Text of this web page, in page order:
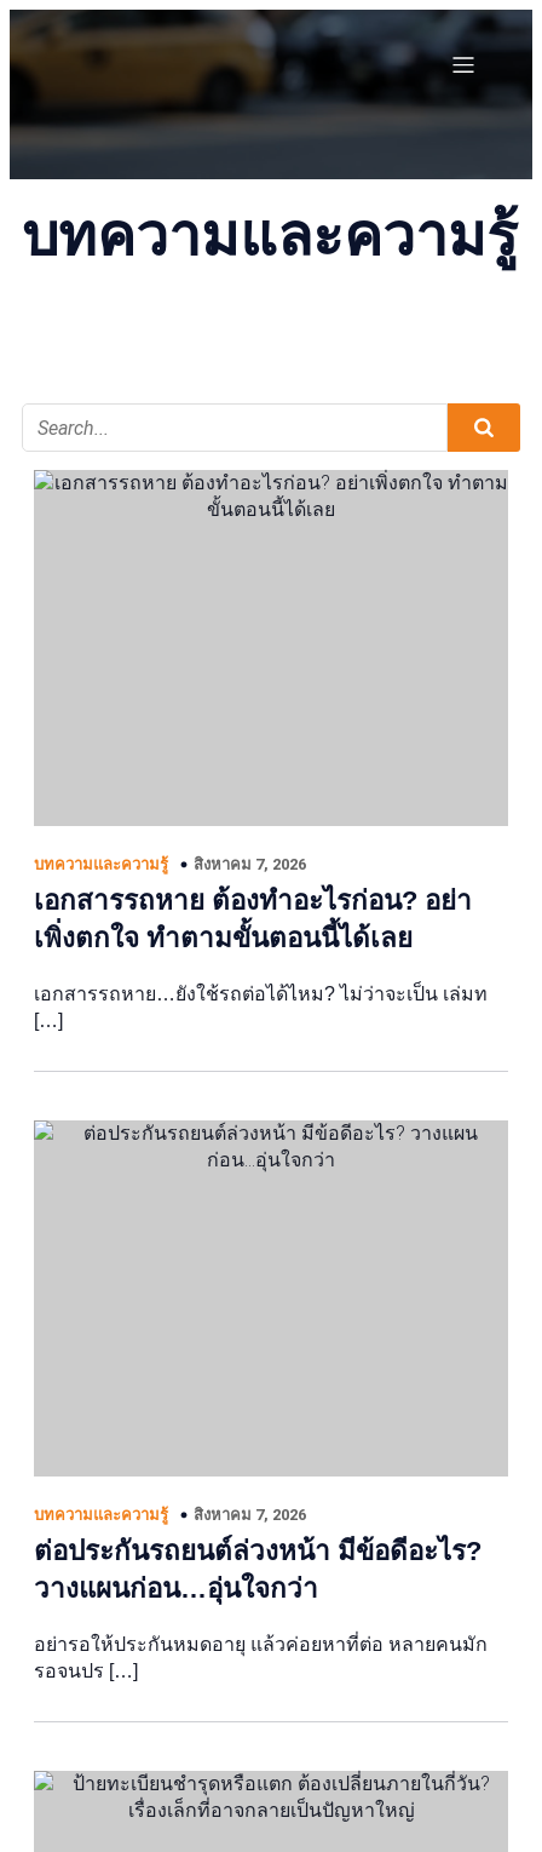
บทความและความรู้
บทความและความรู้ สิงหาคม 7, 2026
เอกสารรถหาย ต้องทำอะไรก่อน? อย่า
เพิ่งตกใจ ทำตามขั้นตอนนี้ได้เลย
เอกสารรถหาย…ยังใช้รถต่อได้ไหม? ไม่ว่าจะเป็น เล่มท
[…]
บทความและความรู้ สิงหาคม 7, 2026
ต่อประกันรถยนต์ล่วงหน้า มีข้อดีอะไร?
วางแผนก่อน…อุ่นใจกว่า
อย่ารอให้ประกันหมดอายุ แล้วค่อยหาที่ต่อ หลายคนมัก
รอจนปร […]